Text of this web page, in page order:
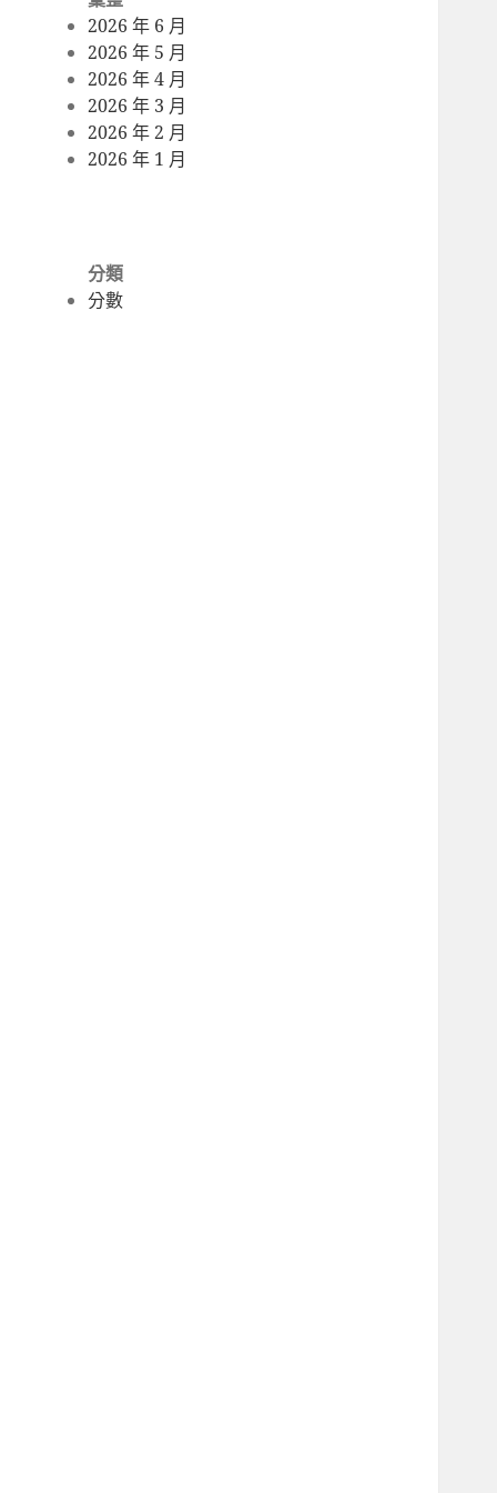
2026 年 6 月
2026 年 5 月
2026 年 4 月
2026 年 3 月
2026 年 2 月
2026 年 1 月
分類
分數